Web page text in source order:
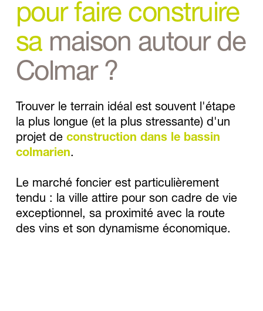
pour faire construire
sa maison autour de
Colmar ?
Trouver le terrain idéal est souvent l'étape
la plus longue (et la plus stressante) d'un
projet de construction dans le bassin
colmarien.
Le marché foncier est particulièrement
tendu : la ville attire pour son cadre de vie
exceptionnel, sa proximité avec la route
des vins et son dynamisme économique.